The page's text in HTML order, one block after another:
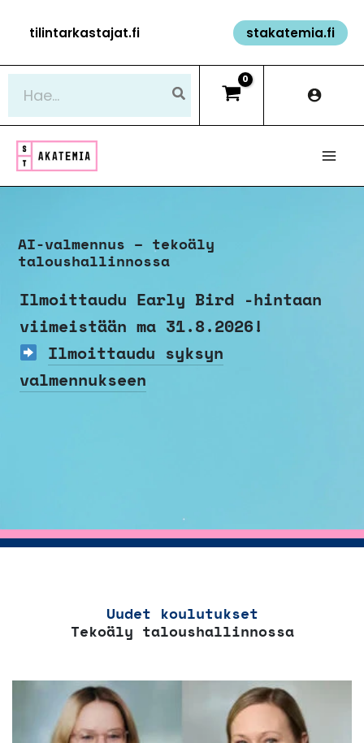
sisältöön
tilintarkastajat.fi stakatemia.fi
AI-valmennus – tekoäly
taloushallinnossa
Ilmoittaudu Early Bird -hintaan
viimeistään ma 31.8.2026!
Ilmoittaudu syksyn
valmennukseen
Uudet koulutukset
Tekoäly taloushallinnossa
tuotteella